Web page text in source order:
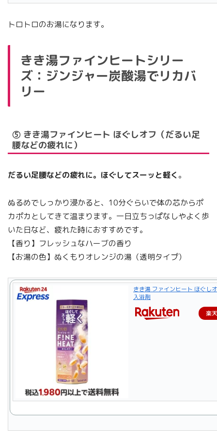
トロトロのお湯になります。
きき湯ファインヒートシリー
ズ：ジンジャー炭酸湯でリカバ
リー
⑤ きき湯ファインヒート ほぐしオフ（だるい足
腰などの疲れに）
だるい足腰などの疲れに。ほぐしてスーッと軽く 。
ぬるめでしっかり浸かると、10分ぐらいで体の芯からポ
カポカとしてきて温まります。一日立ちっぱなしやよく歩
いた日など、疲れた時におすすめです。
【香り】フレッシュなハーブの香り
【お湯の色】ぬくもりオレンジの湯（透明タイプ）
きき湯 ファインヒート ほぐし
入浴剤
楽